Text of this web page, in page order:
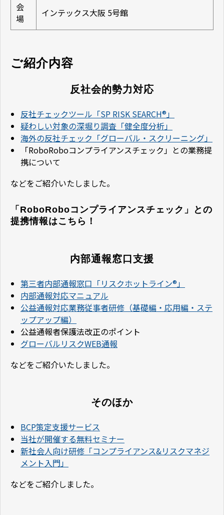
会
場
インテックス大阪 5号館
ご紹介内容
反社会的勢力対応
反社チェックツール「SP RISK SEARCH®」
疑わしい対象の深堀り調査「健全度分析」
海外の反社チェック「グローバル・スクリーニング」
「RoboRoboコンプライアンスチェック」との業務提
携について
などをご紹介いたしました。
「RoboRoboコンプライアンスチェック」との
提携情報はこちら！
内部通報窓口支援
第三者内部通報窓口「リスクホットライン®」
内部通報対応マニュアル
公益通報対応業務従事者研修（基礎編・応用編・ステ
ップアップ編）
公益通報者保護法改正のポイント
グローバルリスクWEB通報
などをご紹介いたしました。
そのほか
BCP策定支援サービス
当社が開催する無料セミナー
新社会人向け研修「コンプライアンス&リスクマネジ
メント入門」
などをご紹介しました。